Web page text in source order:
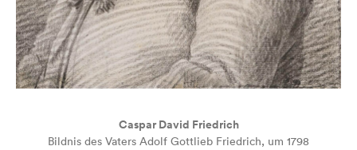
Caspar David Friedrich
Bildnis des Vaters Adolf Gottlieb Friedrich, um 1798